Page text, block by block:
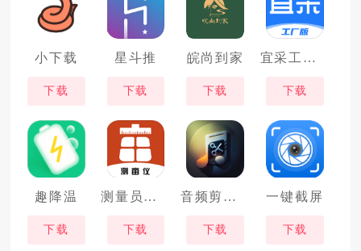
小下载
下载
星斗推
下载
皖尚到家
下载
宜采工厂版
下载
趣降温
下载
测量员测地测亩仪
下载
音频剪辑鸭
下载
一键截屏
下载